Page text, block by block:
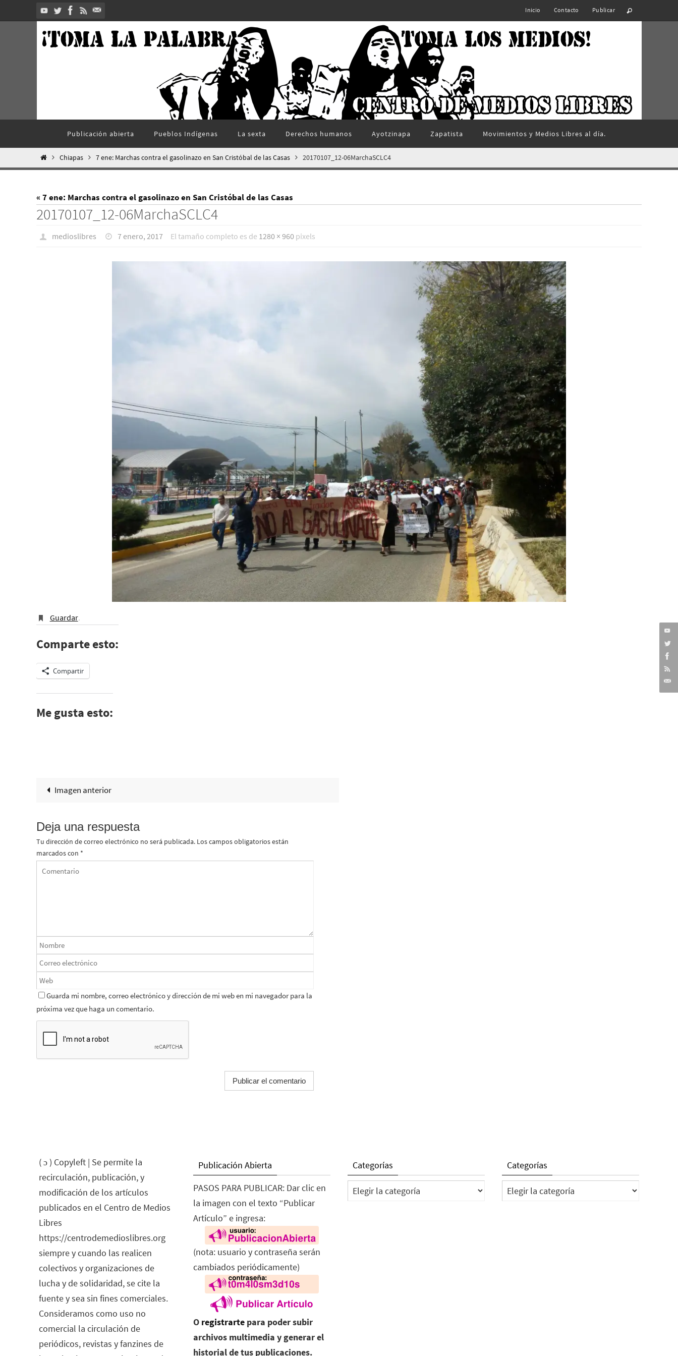
al
Inicio Contacto Publicar
contenido
Publicación abierta Pueblos Indí­genas La sexta Derechos humanos Ayotzinapa Zapatista Movimientos y Medios Libres al día.
InicioChiapas 7 ene: Marchas contra el gasolinazo en San Cristóbal de las Casas 20170107_12-06MarchaSCLC4
« 7 ene: Marchas contra el gasolinazo en San Cristóbal de las Casas
20170107_12-06MarchaSCLC4
medioslibres 7 enero, 2017 El tamaño completo es de 1280 × 960 pixels
Guardar.
Comparte esto:
Compartir
Me gusta esto:
Imagen anterior
Deja una respuesta
Tu dirección de correo electrónico no será publicada. Los campos obligatorios están
marcados con *
Guarda mi nombre, correo electrónico y dirección de mi web en mi navegador para la
próxima vez que haga un comentario.
( ɔ ) Copyleft | Se permite la
recirculación, publicación, y
modificación de los artículos
publicados en el Centro de Medios
Libres
https://centrodemedioslibres.org
siempre y cuando las realicen
colectivos y organizaciones de
lucha y de solidaridad, se cite la
fuente y sea sin fines comerciales.
Consideramos como uso no
comercial la circulación de
periódicos, revistas y fanzines de
Publicación Abierta
PASOS PARA PUBLICAR: Dar clic en
la imagen con el texto “Publicar
Artículo” e ingresa:
(nota: usuario y contraseña serán
cambiados periódicamente)
O registrarte para poder subir
archivos multimedia y generar el
historial de tus publicaciones.
Categorías
Categorías
Categorías
Categorías